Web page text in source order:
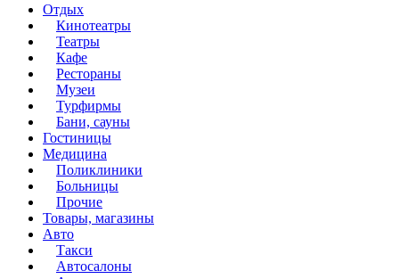
Отдых
Кинотеатры
Театры
Кафе
Рестораны
Музеи
Турфирмы
Бани, сауны
Гостиницы
Медицина
Поликлиники
Больницы
Прочие
Товары, магазины
Авто
Такси
Автосалоны